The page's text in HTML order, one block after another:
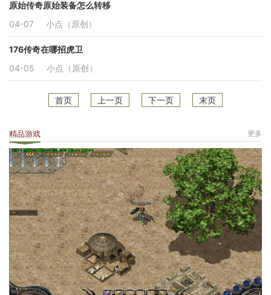
原始传奇原始装备怎么转移
04-07
小点（原创）
176传奇在哪招虎卫
04-05
小点（原创）
首页 上一页 下一页 末页
精品游戏 更多